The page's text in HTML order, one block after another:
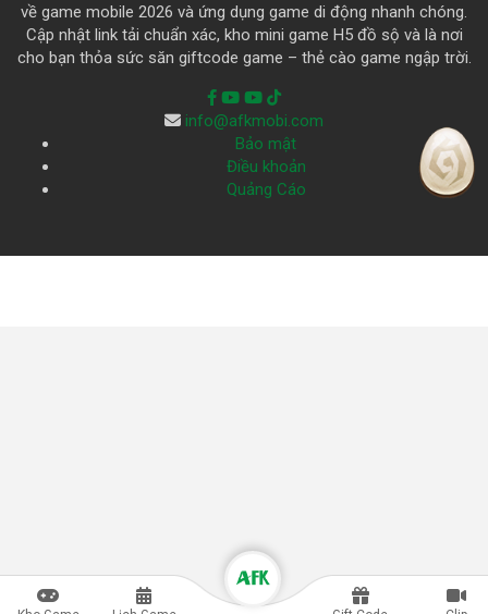
về game mobile 2026 và ứng dụng game di động nhanh chóng.
Cập nhật link tải chuẩn xác, kho mini game H5 đồ sộ và là nơi
cho bạn thỏa sức săn giftcode game – thẻ cào game ngập trời.
info@afkmobi.com
Bảo mật
Điều khoản
Quảng Cáo